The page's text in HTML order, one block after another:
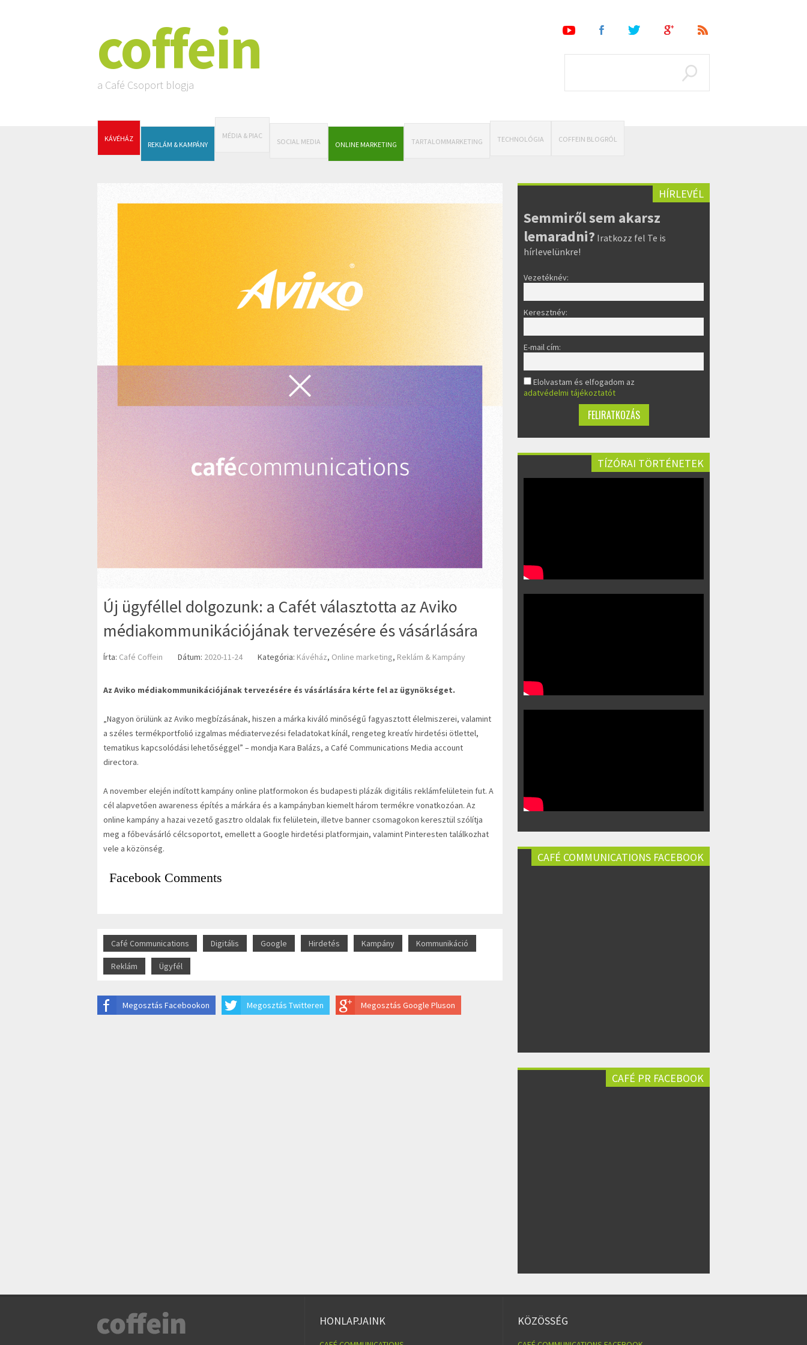
coffein
a Café Csoport blogja
KÁVÉHÁZ
REKLÁM & KAMPÁNY
MÉDIA & PIAC
SOCIAL MEDIA ONLINE MARKETING TARTALOMMARKETING TECHNOLÓGIA COFFEIN BLOGRÓL
Új ügyféllel dolgozunk: a Cafét választotta az Aviko
médiakommunikációjának tervezésére és vásárlására
Írta: Café Coffein Dátum: 2020-11-24 Kategória: Kávéház, Online marketing, Reklám & Kampány
Az Aviko médiakommunikációjának tervezésére és vásárlására kérte fel az ügynökséget.
„Nagyon örülünk az Aviko megbízásának, hiszen a márka kiváló minőségű fagyasztott élelmiszerei, valamint
a széles termékportfolió izgalmas médiatervezési feladatokat kínál, rengeteg kreatív hirdetési ötlettel,
tematikus kapcsolódási lehetőséggel” – mondja Kara Balázs, a Café Communications Media account
directora.
A november elején indított kampány online platformokon és budapesti plázák digitális reklámfelületein fut. A
cél alapvetően awareness építés a márkára és a kampányban kiemelt három termékre vonatkozóan. Az
online kampány a hazai vezető gasztro oldalak fix felületein, illetve banner csomagokon keresztül szólítja
meg a főbevásárló célcsoportot, emellett a Google hirdetési platformjain, valamint Pinteresten találkozhat
vele a közönség.
Facebook Comments
Café Communications Digitális Google Hirdetés Kampány Kommunikáció
Reklám Ügyfél
Megosztás Facebookon Megosztás Twitteren Megosztás Google Pluson
HÍRLEVÉL
Semmiről sem akarsz
lemaradni? Iratkozz fel Te is
hírlevelünkre!
Vezetéknév:
Keresztnév:
E-mail cím:
Elolvastam és elfogadom az
adatvédelmi tájékoztatót
TÍZÓRAI TÖRTÉNETEK
CAFÉ COMMUNICATIONS FACEBOOK
CAFÉ PR FACEBOOK
HONLAPJAINK KÖZÖSSÉG